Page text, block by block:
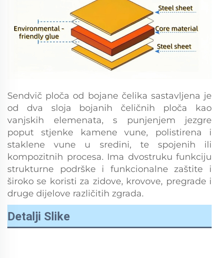
Sendvič ploča od bojane čelika sastavljena je
od dva sloja bojanih čeličnih ploča kao
vanjskih elemenata, s punjenjem jezgre
poput stjenke kamene vune, polistirena i
staklene vune u sredini, te spojenih ili
kompozitnih procesa. Ima dvostruku funkciju
strukturne podrške i funkcionalne zaštite i
široko se koristi za zidove, krovove, pregrade i
druge dijelove različitih zgrada.
Detalji Slike